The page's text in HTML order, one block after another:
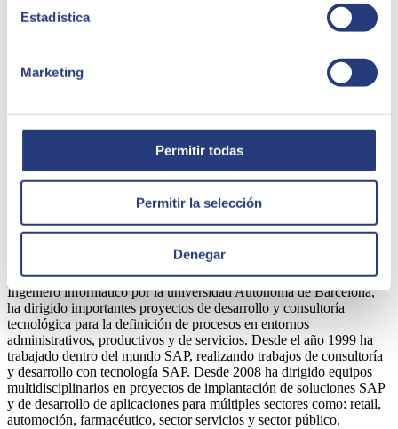
Estadística
Marketing
Permitir todas
Permitir la selección
Denegar
Emite y reporta toda la información fiscal necesaria para cumplir con
directamente desde tu sistema SAP y evoluciona la manera de
relacionarte con la administración y el sector privado.
Share
Josep Andreba
Ingeniero informático por la universidad Autónoma de Barcelona,
ha dirigido importantes proyectos de desarrollo y consultoría
tecnológica para la definición de procesos en entornos
administrativos, productivos y de servicios. Desde el año 1999 ha
trabajado dentro del mundo SAP, realizando trabajos de consultoría
y desarrollo con tecnología SAP. Desde 2008 ha dirigido equipos
multidisciplinarios en proyectos de implantación de soluciones SAP
y de desarrollo de aplicaciones para múltiples sectores como: retail,
automoción, farmacéutico, sector servicios y sector público.